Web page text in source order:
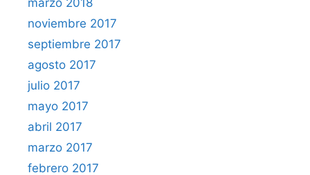
marzo 2018
noviembre 2017
septiembre 2017
agosto 2017
julio 2017
mayo 2017
abril 2017
marzo 2017
febrero 2017